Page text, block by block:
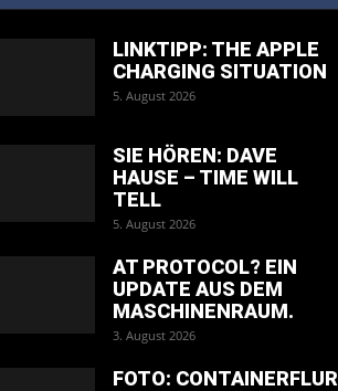
LINKTIPP: THE APPLE
CHARGING SITUATION
5. August 2026
SIE HÖREN: DAVE
HAUSE – TIME WILL
TELL
5. August 2026
AT PROTOCOL? EIN
UPDATE AUS DEM
MASCHINENRAUM.
3. August 2026
FOTO: CONTAINERFLUR